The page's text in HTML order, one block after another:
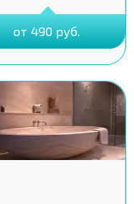
от 490 руб.